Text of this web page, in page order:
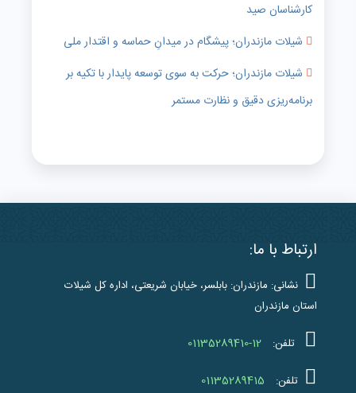
کارشناسان صید
شیلات مازندران؛ پیشگام در میدانِ حماسه و اقتدار ملی
شیلات مازندران؛ حرکت به سوی توسعه پایدار با تکیه بر
برنامه‌ریزی دقیق و نظارت مستمر
ارتباط با ما:
نشانی: مازندران: بابلسر، خیابان شریعتی، اداره کل شیلات
استان مازندران
تلفن: 01135289410-12
تلفن: 01135289415